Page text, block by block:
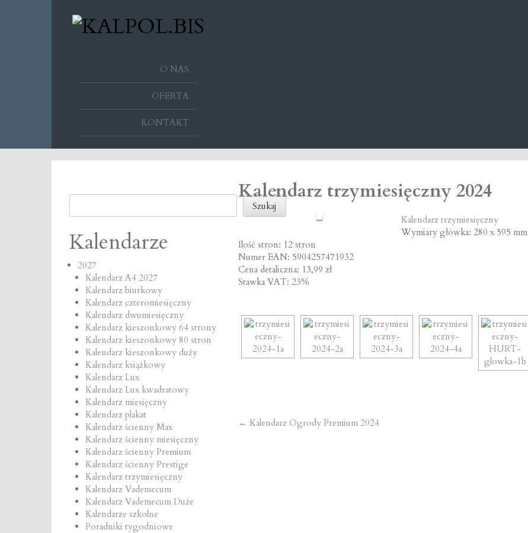
O NAS
OFERTA
KONTAKT
Szukaj
Kalendarze
2027
Kalendarz A4 2027
Kalendarz biurkowy
Kalendarz czteromiesięczny
Kalendarz dwumiesięczny
Kalendarz kieszonkowy 64 strony
Kalendarz kieszonkowy 80 stron
Kalendarz kieszonkowy duży
Kalendarz książkowy
Kalendarz Lux
Kalendarz Lux kwadratowy
Kalendarz miesięczny
Kalendarz plakat
Kalendarz ścienny Max
Kalendarz ścienny miesięczny
Kalendarz ścienny Premium
Kalendarz ścienny Prestige
Kalendarz trzymiesięczny
Kalendarz Vademecum
Kalendarz Vademecum Duże
Kalendarze szkolne
Poradniki tygodniowe
Kalendarz trzymiesięczny 2024
Kalendarz trzymiesięczny
Wymiary główka: 280 x 595 mm
Ilość stron: 12 stron
Numer EAN: 5904257471932
Cena detaliczna: 13,99 zł
Stawka VAT: 23%
Post
← Kalendarz Ogrody Premium 2024